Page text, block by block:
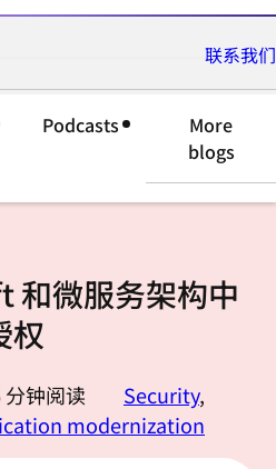
联系我们
Podcasts
More
blogs
和微服务架构中
权
分钟阅读 Security,
modernization